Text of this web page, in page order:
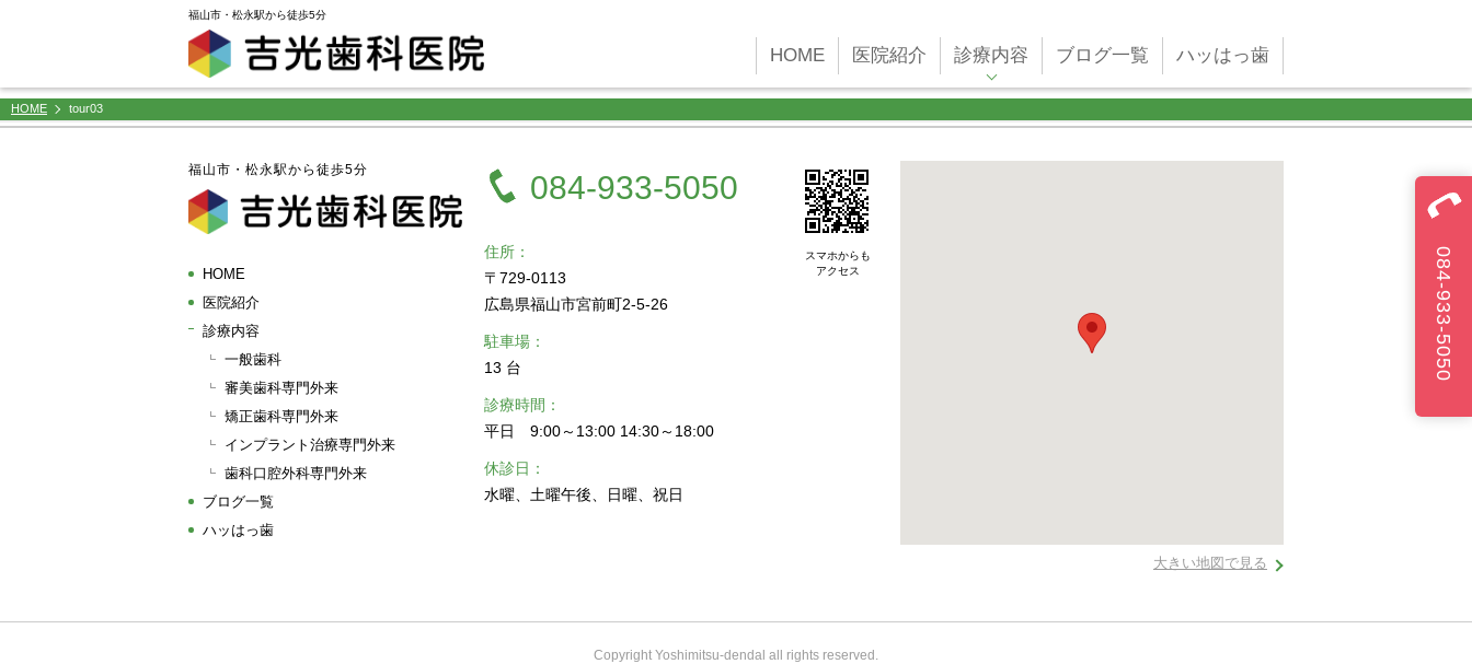
福山市・松永駅から徒歩5分
084-933-5050
HOME 医院紹介 診療内容 ブログ一覧 ハッはっ歯
HOME tour03
福山市・松永駅から徒歩5分
HOME
医院紹介
診療内容
一般歯科
審美歯科専門外来
矯正歯科専門外来
インプラント治療専門外来
歯科口腔外科専門外来
ブログ一覧
ハッはっ歯
084-933-5050
スマホからも
アクセス
住所
〒729-0113
広島県福山市宮前町2-5-26
駐車場
13 台
診療時間
平日 9:00～13:00 14:30～18:00
休診日
水曜、土曜午後、日曜、祝日
大きい地図で見る
Copyright Yoshimitsu-dendal all rights reserved.